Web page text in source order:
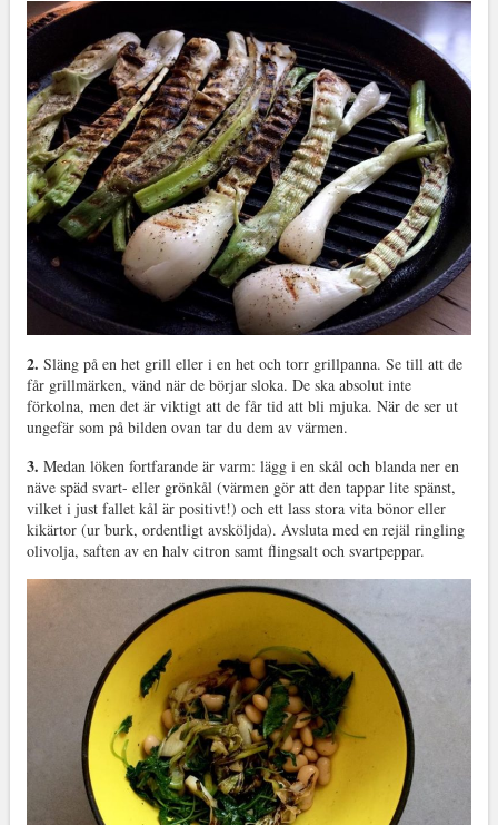
2. Släng på en het grill eller i en het och torr grillpanna. Se till att de
får grillmärken, vänd när de börjar sloka. De ska absolut inte
förkolna, men det är viktigt att de får tid att bli mjuka. När de ser ut
ungefär som på bilden ovan tar du dem av värmen.
3. Medan löken fortfarande är varm: lägg i en skål och blanda ner en
näve späd svart- eller grönkål (värmen gör att den tappar lite spänst,
vilket i just fallet kål är positivt!) och ett lass stora vita bönor eller
kikärtor (ur burk, ordentligt avsköljda). Avsluta med en rejäl ringling
olivolja, saften av en halv citron samt flingsalt och svartpeppar.